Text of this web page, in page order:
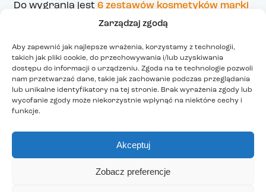
Zarządzaj zgodą
Aby zapewnić jak najlepsze wrażenia, korzystamy z technologii,
takich jak pliki cookie, do przechowywania i/lub uzyskiwania
dostępu do informacji o urządzeniu. Zgoda na te technologie pozwoli
nam przetwarzać dane, takie jak zachowanie podczas przeglądania
lub unikalne identyfikatory na tej stronie. Brak wyrażenia zgody lub
wycofanie zgody może niekorzystnie wpłynąć na niektóre cechy i
funkcje.
Akceptuj
Zobacz preferencje
Do wygrania jest 6 zestawów kosmetyków marki
Bielenda Professional, idealnych do zimowej
różnych kosmetyków o łącznej wartości blisko
500 zł!
Nie przegap szansy na zdobycie kosmetyków i